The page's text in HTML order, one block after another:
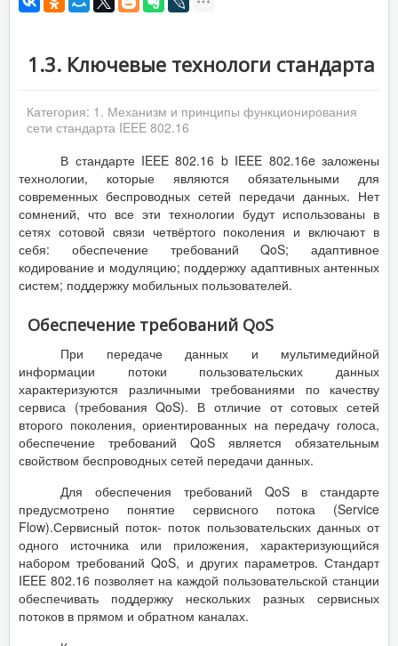
1.3. Ключевые технологи стандарта
Категория: 1. Механизм и принципы функционирования
сети стандарта IEEE 802.16
В стандарте IEEE 802.16 b IEEE 802.16e заложены
технологии, которые являются обязательными для
современных беспроводных сетей передачи данных. Нет
сомнений, что все эти технологии будут использованы в
сетях сотовой связи четвёртого поколения и включают в
себя: обеспечение требований QoS; адаптивное
кодирование и модуляцию; поддержку адаптивных антенных
систем; поддержку мобильных пользователей.
Обеспечение требований QoS
При передаче данных и мультимедийной
информации потоки пользовательских данных
характеризуются различными требованиями по качеству
сервиса (требования QoS). В отличие от сотовых сетей
второго поколения, ориентированных на передачу голоса,
обеспечение требований QoS является обязательным
свойством беспроводных сетей передачи данных.
Для обеспечения требований QoS в стандарте
предусмотрено понятие сервисного потока (Service
Flow).Сервисный поток- поток пользовательских данных от
одного источника или приложения, характеризующийся
набором требований QoS, и других параметров. Стандарт
IEEE 802.16 позволяет на каждой пользовательской станции
обеспечивать поддержку нескольких разных сервисных
потоков в прямом и обратном каналах.